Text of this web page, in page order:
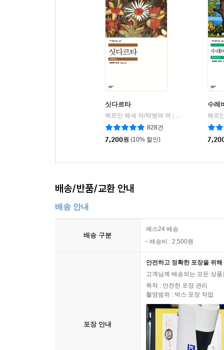
싯다르타
헤르만 헤세 저/박병덕 역
민음사
828건
7,200원 (10% 할인)
수레
헤르
배송/반품/교환 안내
배송 안내
배송 구분
예스24 배송
배송비 : 2,500원
포장 안내
안전하고 정확한 포장을 위
고객님께 배송되는 모든 상
목적 : 안전한 포장 관리
촬영범위 : 박스 포장 작업